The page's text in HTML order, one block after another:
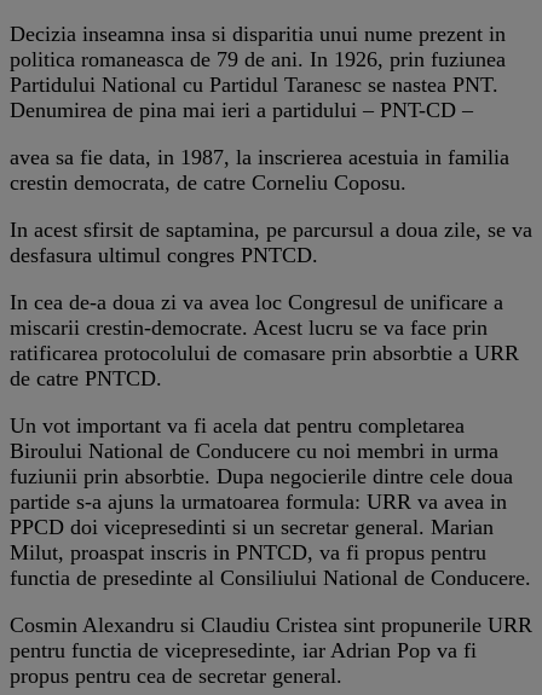
Decizia inseamna insa si disparitia unui nume prezent in
politica romaneasca de 79 de ani. In 1926, prin fuziunea
Partidului National cu Partidul Taranesc se nastea PNT.
Denumirea de pina mai ieri a partidului – PNT-CD –
avea sa fie data, in 1987, la inscrierea acestuia in familia
crestin democrata, de catre Corneliu Coposu.
In acest sfirsit de saptamina, pe parcursul a doua zile, se va
desfasura ultimul congres PNTCD.
In cea de-a doua zi va avea loc Congresul de unificare a
miscarii crestin-democrate. Acest lucru se va face prin
ratificarea protocolului de comasare prin absorbtie a URR
de catre PNTCD.
Un vot important va fi acela dat pentru completarea
Biroului National de Conducere cu noi membri in urma
fuziunii prin absorbtie. Dupa negocierile dintre cele doua
partide s-a ajuns la urmatoarea formula: URR va avea in
PPCD doi vicepresedinti si un secretar general. Marian
Milut, proaspat inscris in PNTCD, va fi propus pentru
functia de presedinte al Consiliului National de Conducere.
Cosmin Alexandru si Claudiu Cristea sint propunerile URR
pentru functia de vicepresedinte, iar Adrian Pop va fi
propus pentru cea de secretar general.